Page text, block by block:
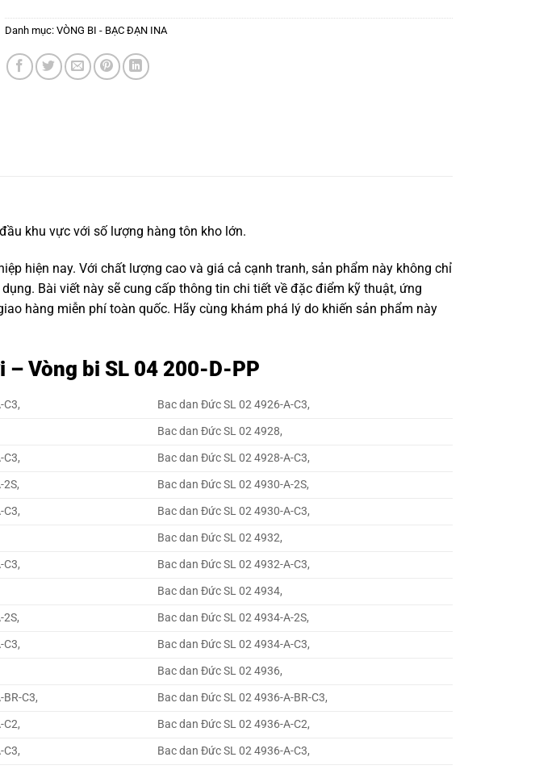
Danh mục: VÒNG BI - BẠC ĐẠN INA
khu vực với số lượng hàng tôn kho lớn.
hiện nay. Với chất lượng cao và giá cả cạnh tranh, sản phẩm này không chỉ
Bài viết này sẽ cung cấp thông tin chi tiết về đặc điểm kỹ thuật, ứng
hàng miễn phí toàn quốc. Hãy cùng khám phá lý do khiến sản phẩm này
– Vòng bi SL 04 200-D-PP
C3,
Bac dan Đức SL 02 4926-A-C3,
Bac dan Đức SL 02 4928,
C3,
Bac dan Đức SL 02 4928-A-C3,
2S,
Bac dan Đức SL 02 4930-A-2S,
C3,
Bac dan Đức SL 02 4930-A-C3,
Bac dan Đức SL 02 4932,
C3,
Bac dan Đức SL 02 4932-A-C3,
Bac dan Đức SL 02 4934,
2S,
Bac dan Đức SL 02 4934-A-2S,
C3,
Bac dan Đức SL 02 4934-A-C3,
Bac dan Đức SL 02 4936,
C3,
Bac dan Đức SL 02 4936-A-BR-C3,
C2,
Bac dan Đức SL 02 4936-A-C2,
C3, Bac dan Đức SL 02 4936-A-C3,